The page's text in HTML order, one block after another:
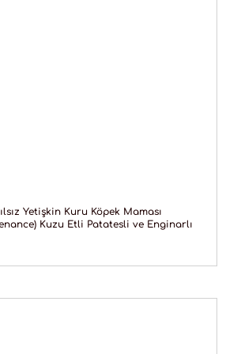
Yetişkin Kuru Köpek Maması
Kuzu Etli Patatesli ve Enginarlı